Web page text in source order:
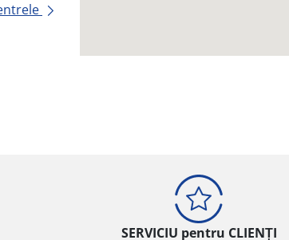
SERVICIU pentru CLIENȚI